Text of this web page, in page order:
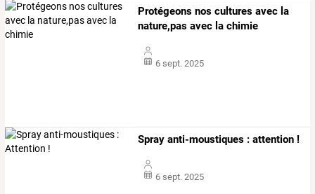
Protégeons nos cultures avec la
nature,pas avec la chimie
6 sept. 2025
Spray anti-moustiques : attention !
6 sept. 2025